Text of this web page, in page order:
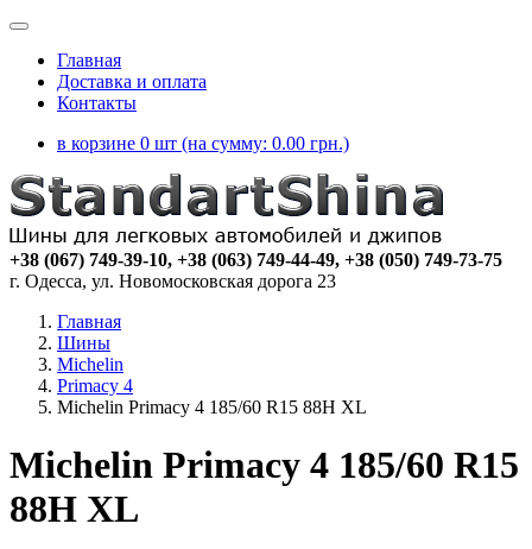
Главная
Доставка и оплата
Контакты
в корзине 0 шт (на сумму: 0.00 грн.)
+38 (067) 749-39-10, +38 (063) 749-44-49, +38 (050) 749-73-75
г. Одесса, ул. Новомосковская дорога 23
Главная
Шины
Michelin
Primacy 4
Michelin Primacy 4 185/60 R15 88H XL
Michelin Primacy 4 185/60 R15
88H XL